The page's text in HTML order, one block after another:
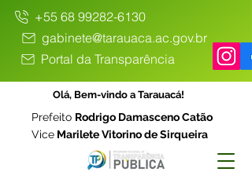
+55 68 99282-6130
gabinete@tarauaca.ac.gov.br
Portal da Transparência
Olá, Bem-vindo a Tarauacá!
Prefeito Rodrigo Damasceno Catão
Vice Marilete Vitorino de Sirqueira